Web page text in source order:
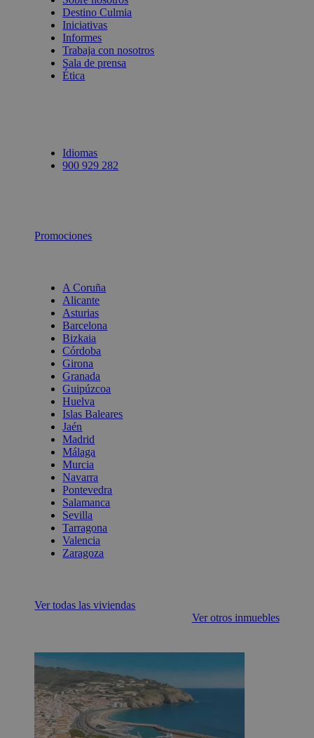
Destino Culmia
Iniciativas
Informes
Trabaja con nosotros
Sala de prensa
Ética
Idiomas
900 929 282
Promociones
A Coruña
Alicante
Asturias
Barcelona
Bizkaia
Córdoba
Girona
Granada
Guipúzcoa
Huelva
Islas Baleares
Jaén
Madrid
Málaga
Murcia
Navarra
Pontevedra
Salamanca
Sevilla
Tarragona
Valencia
Zaragoza
Ver todas las viviendas
Ver otros inmuebles